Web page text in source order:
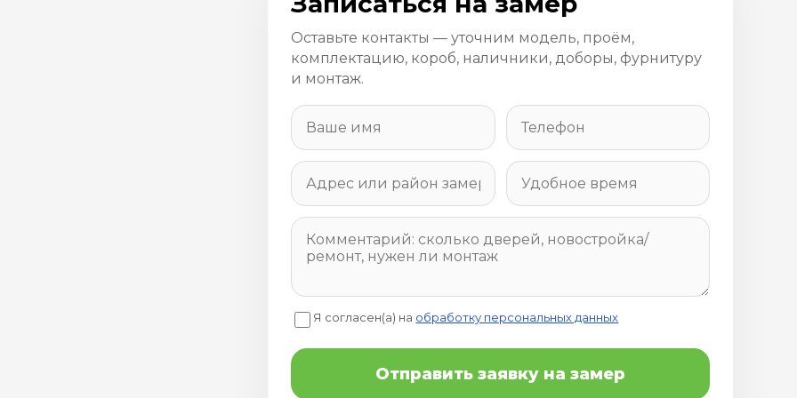
Оставьте контакты — уточним модель, проём,
комплектацию, короб, наличники, доборы, фурнитуру
и монтаж.
Я согласен(а) на обработку персональных данных
Отправить заявку на замер